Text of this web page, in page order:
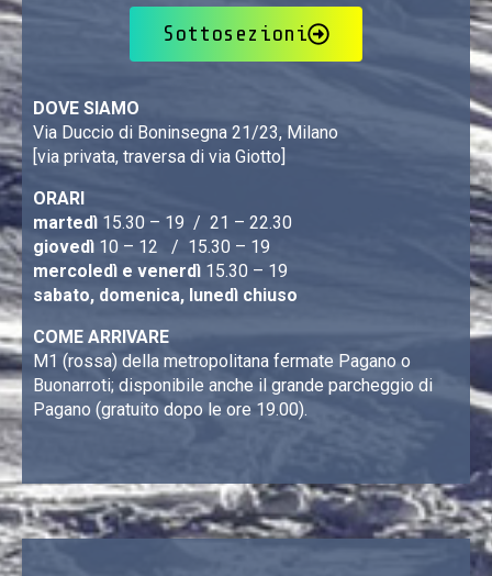
Sottosezioni
DOVE SIAMO
Via Duccio di Boninsegna 21/23, Milano
[via privata, traversa di via Giotto]
ORARI
martedì 15.30 – 19 / 21 – 22.30
giovedì 10 – 12 / 15.30 – 19
mercoledì e venerdì 15.30 – 19
sabato, domenica, lunedì chiuso
COME ARRIVARE
M1 (rossa) della metropolitana fermate Pagano o
Buonarroti; disponibile anche il grande parcheggio di
Pagano (gratuito dopo le ore 19.00).